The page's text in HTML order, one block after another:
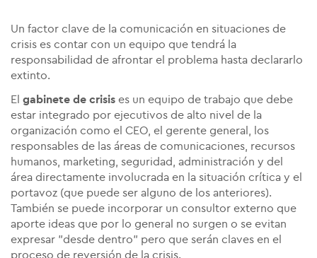
Un factor clave de la comunicación en situaciones de
crisis es contar con un equipo que tendrá la
responsabilidad de afrontar el problema hasta declararlo
extinto.
El gabinete de crisis es un equipo de trabajo que debe
estar integrado por ejecutivos de alto nivel de la
organización como el CEO, el gerente general, los
responsables de las áreas de comunicaciones, recursos
humanos, marketing, seguridad, administración y del
área directamente involucrada en la situación crítica y el
portavoz (que puede ser alguno de los anteriores).
También se puede incorporar un consultor externo que
aporte ideas que por lo general no surgen o se evitan
expresar "desde dentro" pero que serán claves en el
proceso de reversión de la crisis.